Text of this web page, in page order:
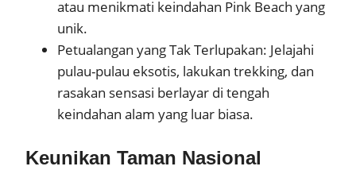
atau menikmati keindahan Pink Beach yang
unik.
Petualangan yang Tak Terlupakan: Jelajahi
pulau-pulau eksotis, lakukan trekking, dan
rasakan sensasi berlayar di tengah
keindahan alam yang luar biasa.
Keunikan Taman Nasional